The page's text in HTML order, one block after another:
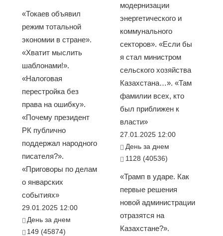
«Токаев объявил
режим тотальной
экономии в стране».
«Хватит мыслить
шаблонами!».
«Налоговая
перестройка без
права на ошибку».
«Почему президент
РК публично
поддержал народного
писателя?».
«Приговоры по делам
о январских
событиях»
29.01.2025 12:00
День за днем
149 (45874)
модернизации
энергетического и
коммунального
секторов». «Если бы
я стал министром
сельского хозяйства
Казахстана…». «Там
фамилии всех, кто
был приближен к
власти»
27.01.2025 12:00
День за днем
1128 (40536)
«Трамп в ударе. Как
первые решения
новой администрации
отразятся на
Казахстане?».